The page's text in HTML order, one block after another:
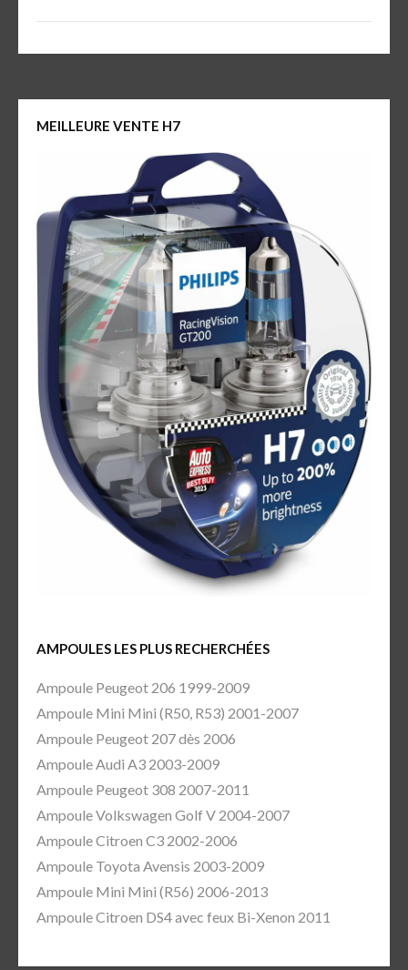
MEILLEURE VENTE H7
AMPOULES LES PLUS RECHERCHÉES
Ampoule Peugeot 206 1999-2009
Ampoule Mini Mini (R50, R53) 2001-2007
Ampoule Peugeot 207 dès 2006
Ampoule Audi A3 2003-2009
Ampoule Peugeot 308 2007-2011
Ampoule Volkswagen Golf V 2004-2007
Ampoule Citroen C3 2002-2006
Ampoule Toyota Avensis 2003-2009
Ampoule Mini Mini (R56) 2006-2013
Ampoule Citroen DS4 avec feux Bi-Xenon 2011